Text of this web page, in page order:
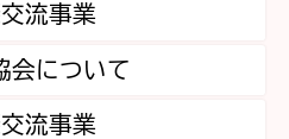
流事業
会について
流事業